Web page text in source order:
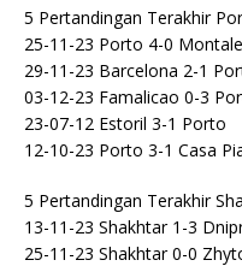
5 Pertandingan Terakhir
25-11-23 Porto 4-0
29-11-23 Barcelona 2-1
03-12-23 Famalicao 0-3
23-07-12 Estoril 3-1 Porto
12-10-23 Porto 3-1 Casa
5 Pertandingan Terakhir
13-11-23 Shakhtar 1-3
25-11-23 Shakhtar 0-0